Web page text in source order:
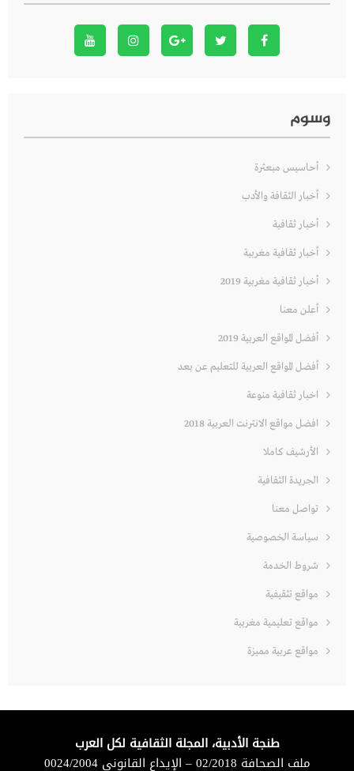
وسوم
أحاسيس مبعثرة
أخبار الثقافة والأدب
أخبار ثقافية
أخبار ثقافية مغربية
أخبار ثقافية مغربية 2019
أعلن معنا
أفضل المواقع العربية 2019
أفضل المواقع العربية للتعليم عن بعد
اخبار ثقافية منوعة
افضل مواقع الانترنت العربية 2018
الأرشيف كاملا
الجريدة الثقافية
تواصل معنا
سياسة الخصوصية
شروط الخدمة
مواقع تثقيفية
مواقع تعليمية مغربية
مواقع عربية مميزة
طنجة الأدبية، المجلة الثقافية لكل العرب
ملف الصحافة 02/2018 – الإيداع القانوني 0024/2004